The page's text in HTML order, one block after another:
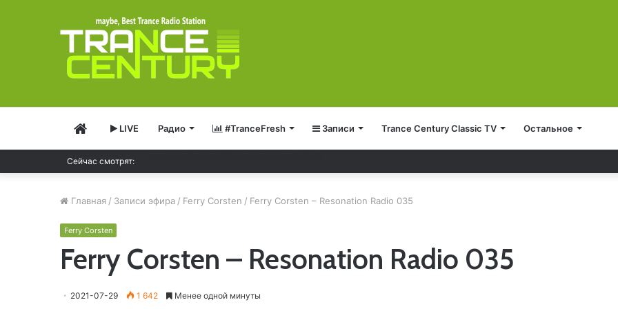
ГлавнаяLIVE Радио #TranceFresh Записи Trance Century Classic TV Остальное
Сейчас смотрят:
Главная / Записи эфира / Ferry Corsten / Ferry Corsten – Resonation Radio 035
Ferry Corsten
Ferry Corsten – Resonation Radio 035
2021-07-29 1 642 Менее одной минуты